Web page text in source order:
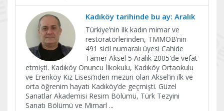
Kadıköy tarihinde bu ay: Aralık
Türkiye’nin ilk kadın mimar ve
restoratörlerinden, TMMOB’nin
491 sicil numaralı üyesi Cahide
Tamer Aksel 5 Aralık 2005'de vefat
etmişti. Kadıköy Onuncu İlkokulu, Kadıköy Ortaokulu
ve Erenköy Kız Lisesi’nden mezun olan Aksel’in ilk ve
orta öğrenim hayatı Kadıköy’de geçmişti. Güzel
Sanatlar Akademisi Resim Bölümü, Türk Tezyini
Sanatı Bölümü ve Mimarl ...